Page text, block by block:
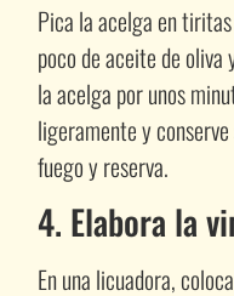
Pica la acelga en
poco de aceite de
la acelga por unos
ligeramente y
fuego y reserva.
4. Elabora la
En una licuadora,